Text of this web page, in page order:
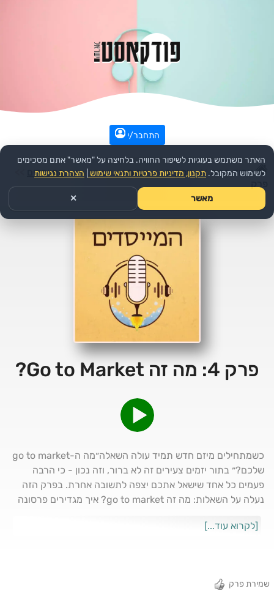
התחבר/י
עמוד הבית >> עסקים >> יזמות >> הפודקאסט: המייסדים
פרק 4: מה זה Go to Market?
כשמתחילים מיזם חדש תמיד עולה השאלה״מה ה-go to market
שלכם?״ בתור יזמים צעירים זה לא ברור, וזה נכון - כי הרבה
פעמים כל אחד שישאל אתכם יצפה לתשובה אחרת. בפרק הזה
נעלה על השאלות: מה זה go to market? איך מגדירים פרסונה
הראשונים ולאלו שאחר כך? מה צריך להציג למשקיעים שהם
[לקרוא עוד...]
שמירת פרק
האתר משתמש בעוגיות לשיפור החוויה. בלחיצה על "מאשר" אתם מסכימים
לשימוש המקובל. תקנון, מדיניות פרטיות ותנאי שימוש הצהרת נגישות
מאשר ✕